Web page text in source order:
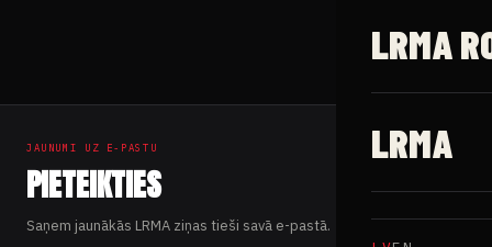
LRMA
LRMA
JAUNUMI UZ E-PASTU
PIETEIKTIES
Saņem jaunākās LRMA ziņas tieši savā e-pastā.